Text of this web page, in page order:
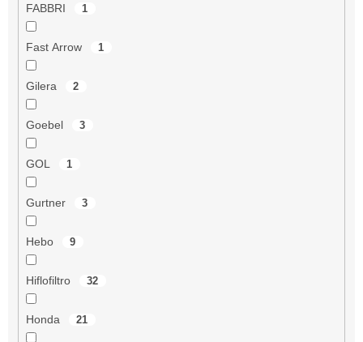
FABBRI 1
Fast Arrow 1
Gilera 2
Goebel 3
GOL 1
Gurtner 3
Hebo 9
Hiflofiltro 32
Honda 21